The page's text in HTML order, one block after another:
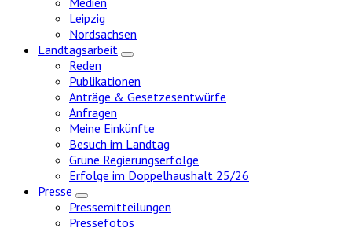
Leipzig
Nordsachsen
Landtagsarbeit
Zeige
Reden
Publikationen
Anträge & Gesetzesentwürfe
Anfragen
Meine Einkünfte
Besuch im Landtag
Grüne Regierungserfolge
Erfolge im Doppelhaushalt 25/26
Presse
Zeige
Untermenü
Pressemitteilungen
Pressefotos